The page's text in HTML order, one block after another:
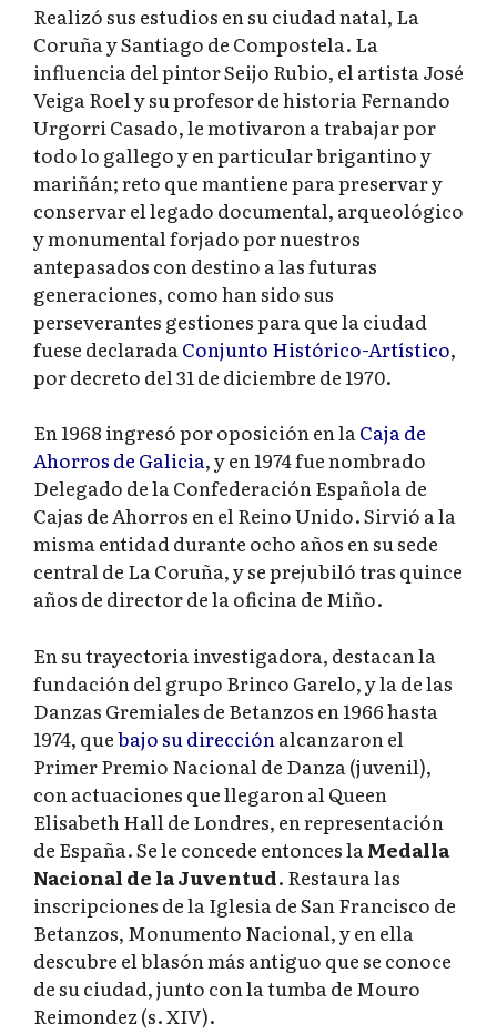
Realizó sus estudios en su ciudad natal, La
Coruña y Santiago de Compostela. La
influencia del pintor Seijo Rubio, el artista José
Veiga Roel y su profesor de historia Fernando
Urgorri Casado, le motivaron a trabajar por
todo lo gallego y en particular brigantino y
mariñán; reto que mantiene para preservar y
conservar el legado documental, arqueológico
y monumental forjado por nuestros
antepasados con destino a las futuras
generaciones, como han sido sus
perseverantes gestiones para que la ciudad
fuese declarada Conjunto Histórico-Artístico,
por decreto del 31 de diciembre de 1970.
En 1968 ingresó por oposición en laCaja de
Ahorros de Galicia, y en 1974 fue nombrado
Delegado de la Confederación Española de
Cajas de Ahorros en el Reino Unido. Sirvió a la
misma entidad durante ocho años en su sede
central de La Coruña, y se prejubiló tras quince
años de director de la oficina de Miño.
En su trayectoria investigadora, destacan la
fundación del grupo Brinco Garelo, y la de las
Danzas Gremiales de Betanzos en 1966 hasta
1974, quebajo su dirección alcanzaron el
Primer Premio Nacional de Danza (juvenil),
con actuaciones que llegaron al Queen
Elisabeth Hall de Londres, en representación
de España. Se le concede entonces la Medalla
Nacional de la Juventud. Restaura las
inscripciones de la Iglesia de San Francisco de
Betanzos, Monumento Nacional, y en ella
descubre el blasón más antiguo que se conoce
de su ciudad, junto con la tumba de Mouro
Reimondez (s. XIV).